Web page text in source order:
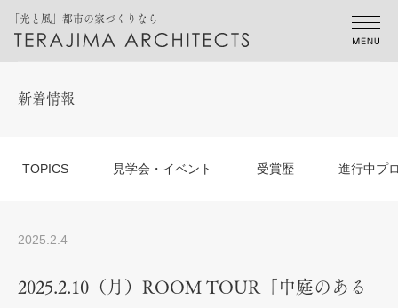
「光と風」都市の家づくりなら
新着情報
TOPICS 見学会・イベント 受賞歴 進行中プ
2025.2.4
2025.2.10（月）ROOM TOUR「中庭のある